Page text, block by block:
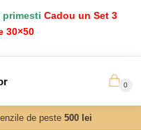
primesti Cadou un Set 3
30×50
0
de peste500 lei